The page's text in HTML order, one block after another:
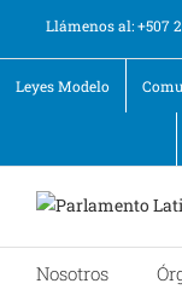
Llámenos al: +507
Leyes Modelo
Nosotros